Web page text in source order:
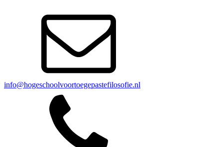
info@hogeschoolvoortoegepastefilosofie.nl